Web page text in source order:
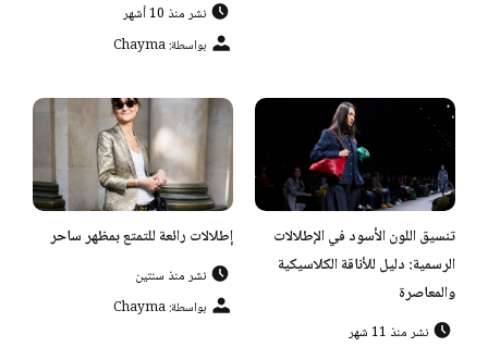
نشر منذ 10 أشهر
بواسطة: Chayma
تنسيق اللون الأسود في الإطلالات
الرسمية: دليل للأناقة الكلاسيكية
والمعاصرة
نشر منذ 11 شهر
إطلالات رائعة للتمتع بمظهر ساحر
نشر منذ سنتين
بواسطة: Chayma